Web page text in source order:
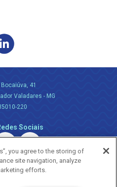
41
Valadares - MG
220
Sociais
you agree to the storing of
site navigation, analyze
efforts.